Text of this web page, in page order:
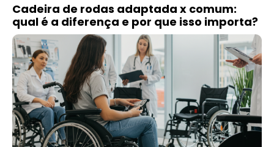
Cadeira de rodas adaptada x comum:
qual é a diferença e por que isso importa?